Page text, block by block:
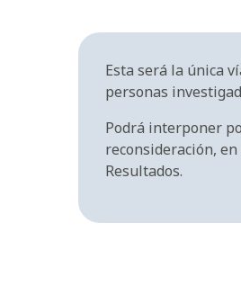
Esta será la única
personas
Podrá interponer
reconsideración,
Resultados.